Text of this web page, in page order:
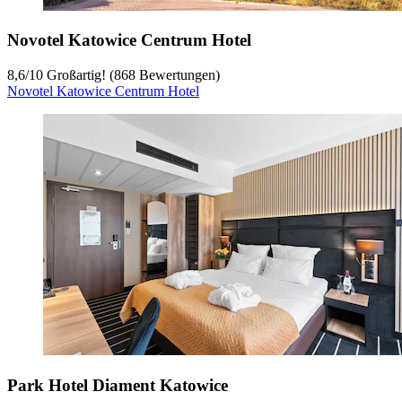
Novotel Katowice Centrum Hotel
8,6/10 Großartig! (868 Bewertungen)
Novotel Katowice Centrum Hotel
Park Hotel Diament Katowice